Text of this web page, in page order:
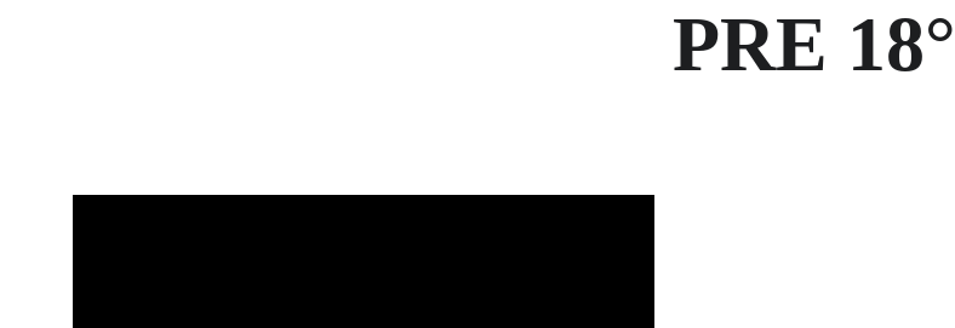
PRE 18°